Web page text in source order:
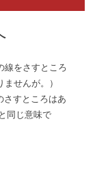
線をさすところ
せんが。）
さすところはあ
同じ意味で